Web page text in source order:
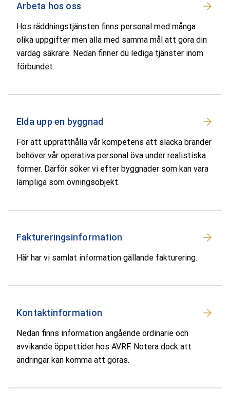
Arbeta hos oss
Hos räddningstjänsten finns personal med många
olika uppgifter men alla med samma mål att göra din
vardag säkrare. Nedan finner du lediga tjänster inom
förbundet.
Elda upp en byggnad
För att upprätthålla vår kompetens att släcka bränder
behöver vår operativa personal öva under realistiska
former. Därför söker vi efter byggnader som kan vara
lämpliga som övningsobjekt.
Faktureringsinformation
Här har vi samlat information gällande fakturering.
Kontaktinformation
Nedan finns information angående ordinarie och
avvikande öppettider hos AVRF. Notera dock att
ändringar kan komma att göras.